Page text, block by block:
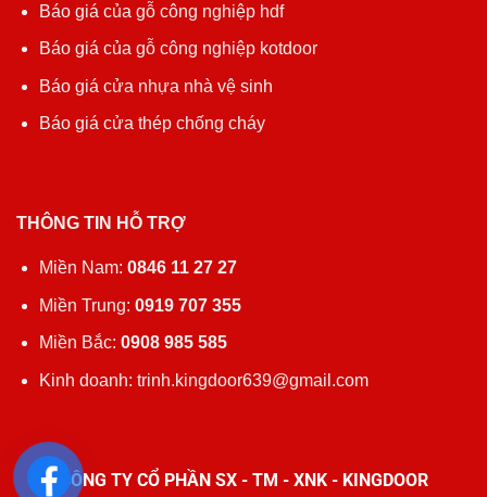
Báo giá của gỗ công nghiệp hdf
Báo giá của gỗ công nghiệp kotdoor
Báo giá cửa nhựa nhà vệ sinh
Báo giá cửa thép chống cháy
THÔNG TIN HỖ TRỢ
Miền Nam: 0846 11 27 27
Miền Trung: 0919 707 355
Miền Bắc: 0908 985 585
Kinh doanh: trinh.kingdoor639@gmail.com
CÔNG TY CỔ PHẦN SX - TM - XNK - KINGDOOR